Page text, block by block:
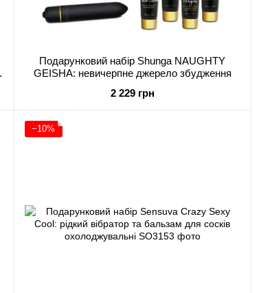
Подарунковий набір Shunga NAUGHTY
GEISHA: невичерпне джерело збудження
2 229 грн
−10%